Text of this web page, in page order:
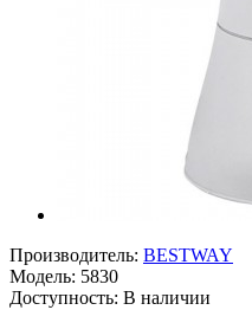
Производитель: BESTWAY
Модель: 5830
Доступность: В наличии